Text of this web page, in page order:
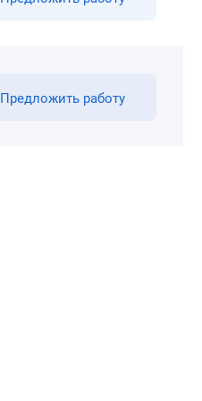
Предложить работу